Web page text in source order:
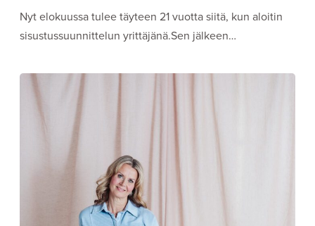
Nyt elokuussa tulee täyteen 21 vuotta siitä, kun aloitin
sisustussuunnittelun yrittäjänä.Sen jälkeen…